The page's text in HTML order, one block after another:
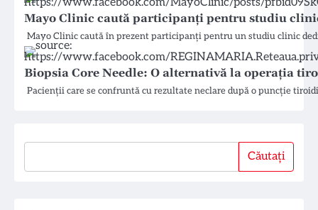
Mayo Clinic caută participanți pentru studiu
Mayo Clinic caută în prezent participanți pentru un studiu clinic
Biopsia Core Needle: O alternativă la operația
Pacienții care se confruntă cu rezultate neclare după o puncție
Căutați